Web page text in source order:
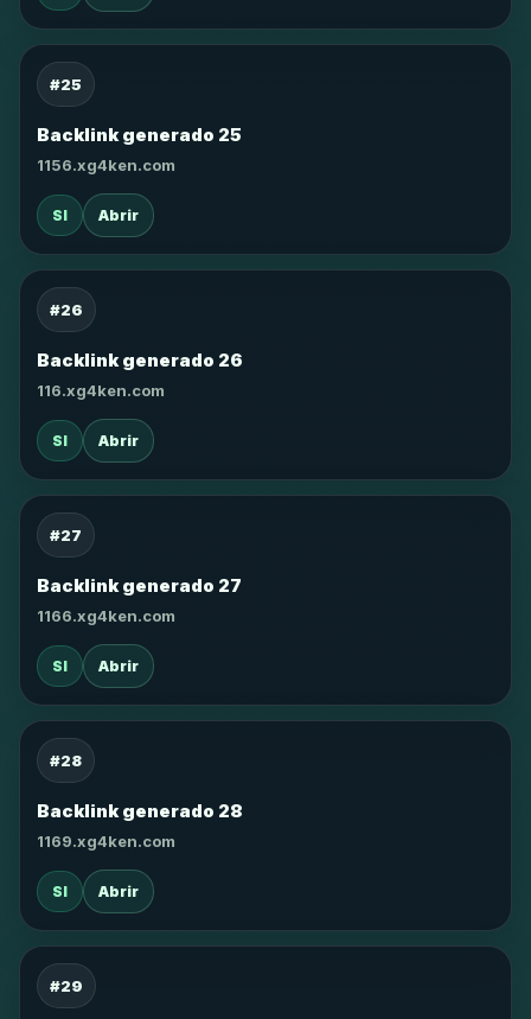
#25
Backlink generado 25
1156.xg4ken.com
SI Abrir
#26
Backlink generado 26
116.xg4ken.com
SI Abrir
#27
Backlink generado 27
1166.xg4ken.com
SI Abrir
#28
Backlink generado 28
1169.xg4ken.com
SI Abrir
#29